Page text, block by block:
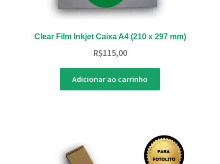
Clear Film Inkjet Caixa A4 (210 x 297 mm)
R$115,00
Adicionar ao carrinho